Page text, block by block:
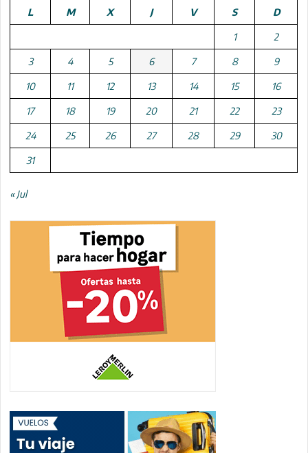
L
M X J V S D
1 2
3 4 5 6 7 8 9
10 11 12 13 14 15 16
17 18 19 20 21 22 23
24 25 26 27 28 29 30
31
« Jul